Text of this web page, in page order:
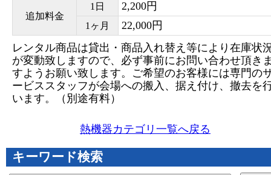
追加料金
1日 2,200円
1ヶ月
22,000円
レンタル商品は貸出・商品入れ替え等により在庫状
が変動致しますので、必ず事前にお問い合わせ頂き
すようお願い致します。ご希望のお客様には専門の
ービススタッフが会場への搬入、据え付け、撤去を
います。（別途有料）
熱機器カテゴリ一覧へ戻る
キーワード検索